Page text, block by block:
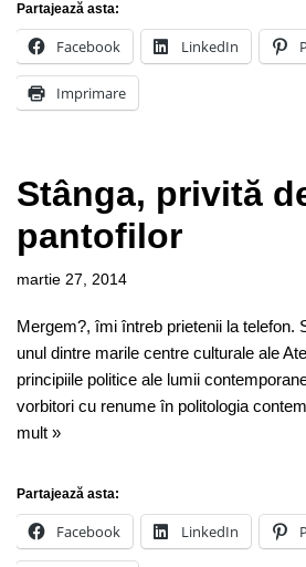
Partajează asta:
Facebook LinkedIn
Imprimare
Stânga, privită
pantofilor
martie 27, 2014
Mergem?, îmi întreb prietenii la telefon.
unul dintre marile centre culturale ale
principiile politice ale lumii
vorbitori cu renume în politologia
mult »
Partajează asta:
Facebook LinkedIn